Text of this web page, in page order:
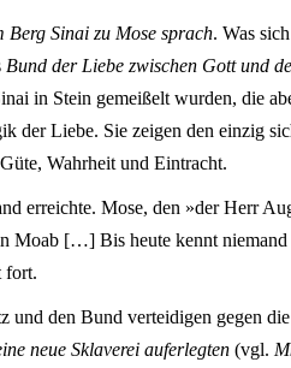
Berg Sinai zu Mose sprach. Was
Bund der Liebe zwischen Gott und
in Stein gemeißelt wurden, die
der Liebe. Sie zeigen den einzig
Wahrheit und Eintracht.
erreichte. Mose, den »der Herr
Moab […] Bis heute kennt niemand
fort.
und den Bund verteidigen gegen
neue Sklaverei auferlegten (vgl.